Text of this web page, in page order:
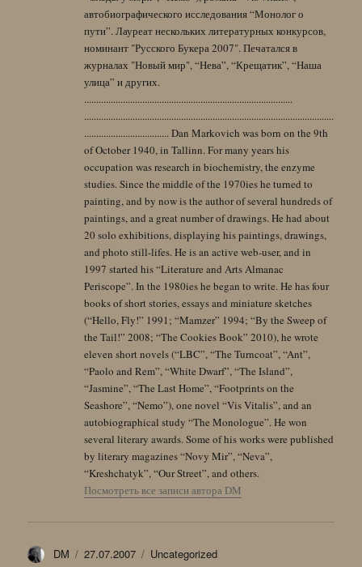
автобиографического исследования “Монолог о
пути”. Лауреат нескольких литературных конкурсов,
номинант "Русского Букера 2007". Печатался в
журналах "Новый мир", “Нева”, “Крещатик”, “Наша
улица” и других.
......................................................................................
.......................................................................................................
................................... Dan Markovich was born on the 9th
of October 1940, in Tallinn. For many years his
occupation was research in biochemistry, the enzyme
studies. Since the middle of the 1970ies he turned to
painting, and by now is the author of several hundreds of
paintings, and a great number of drawings. He had about
20 solo exhibitions, displaying his paintings, drawings,
and photo still-lifes. He is an active web-user, and in
1997 started his “Literature and Arts Almanac
Periscope”. In the 1980ies he began to write. He has four
books of short stories, essays and miniature sketches
(“Hello, Fly!” 1991; “Mamzer” 1994; “By the Sweep of
the Tail!” 2008; “The Cookies Book” 2010), he wrote
eleven short novels (“LBC”, “The Turncoat”, “Ant”,
“Paolo and Rem”, “White Dwarf”, “The Island”,
“Jasmine”, “The Last Home”, “Footprints on the
Seashore”, “Nemo”), one novel “Vis Vitalis”, and an
autobiographical study “The Monologue”. He won
several literary awards. Some of his works were published
by literary magazines “Novy Mir”, “Neva”,
“Kreshchatyk”, “Our Street”, and others.
Посмотреть все записи автора DM
Автор
DM Опубликовано
27.07.2007 Рубрики
Uncategorized